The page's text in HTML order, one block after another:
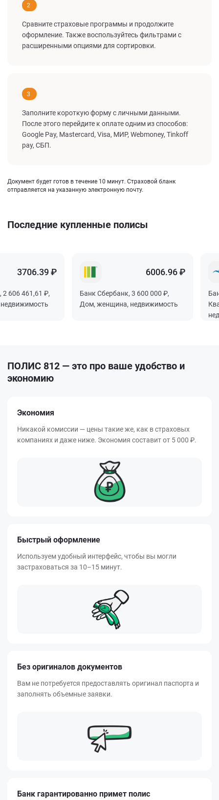
2
Сравните страховые программы и продолжите
оформление. Также воспользуйтесь фильтрами с
расширенными опциями для сортировки.
3
Заполните короткую форму с личными данными.
После этого перейдите к оплате одним из способов:
Google Pay, Mastercard, Visa, МИР, Webmoney, Tinkoff
pay, СБП.
Документ будет готов в течение 10 минут. Страховой бланк
отправляется на указанную электронную почту.
Последние купленные полисы
3706.39 ₽
606 461,61 ₽,
6006.96 ₽
Банк Сбербанк, 3 600 000 ₽,
Дом, женщина, недвижимость
3706.39 ₽
606 461,61 ₽,
6006.96 ₽
Банк Сбербанк, 3 600 000 ₽,
Дом, женщина, недвижимость
3706.39 ₽
606 461,61 ₽,
6006.96 ₽
Банк Сбербанк, 3 600 000 ₽,
Дом, женщина, недвижимость
3706.39 ₽
606 461,61 ₽,
6006.96 ₽
Банк Сбербанк, 3 600 000 ₽,
Дом, женщина, недвижимость
ПОЛИС 812 — это про ваше удобство и
экономию
Экономия
Никакой комиссии — цены такие же, как в страховых
компаниях и даже ниже. Экономия составит от 5 000 ₽.
Быстрый оформление
Используем удобный интерфейс, чтобы вы могли
застраховаться за 10–15 минут.
Без оригиналов документов
Вам не потребуется предоставлять оригинал паспорта и
заполнять объемные заявки.
Банк гарантированно примет полис